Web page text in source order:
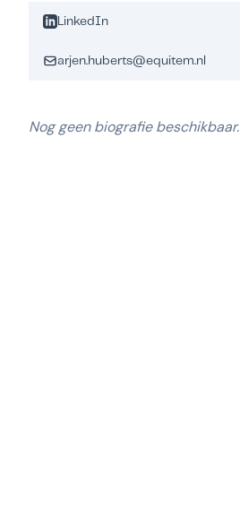
LinkedIn
arjen.huberts@equitem.nl
Nog geen biografie beschikbaar.